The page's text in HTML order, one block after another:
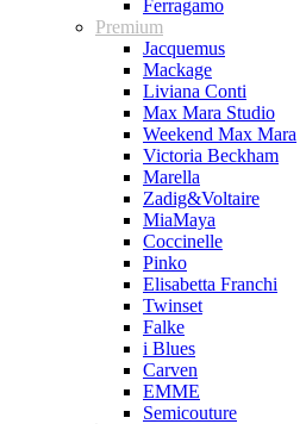
Ferragamo
Premium
Jacquemus
Mackage
Liviana Conti
Max Mara Studio
Weekend Max Mara
Victoria Beckham
Marella
Zadig&Voltaire
MiaMaya
Coccinelle
Pinko
Elisabetta Franchi
Twinset
Falke
i Blues
Carven
EMME
Semicouture